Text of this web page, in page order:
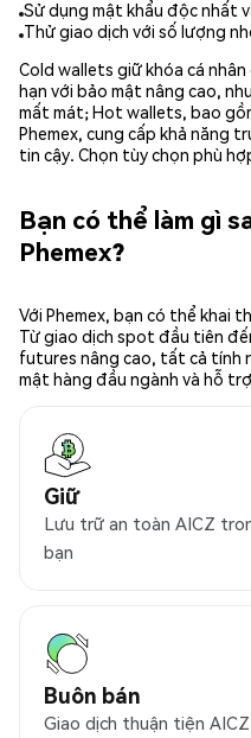
Sử dụng mật khẩu độc nhất
Thử giao dịch với số lượng
Cold wallets giữ khóa cá
hạn với bảo mật nâng cao,
mất mát; Hot wallets, bao
Phemex, cung cấp khả năng
tin cậy. Chọn tùy chọn phù
Bạn có thể làm gì
Phemex?
Với Phemex, bạn có thể khai
Từ giao dịch spot đầu tiên
futures nâng cao, tất cả tính
mật hàng đầu ngành và hỗ
Giữ
Lưu trữ an toàn AICZ
bạn
Buôn bán
Giao dịch thuận tiện